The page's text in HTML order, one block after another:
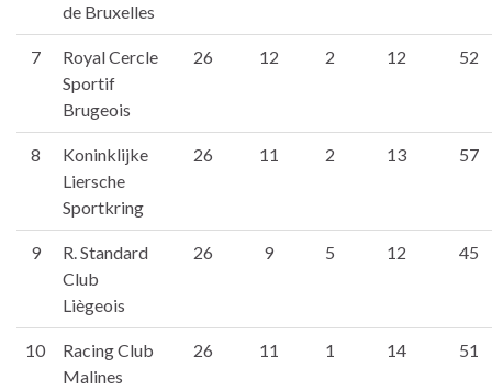
de Bruxelles
7
Royal Cercle
Sportif
Brugeois
26 12 2 12 52
8
Koninklijke
Liersche
Sportkring
26 11 2 13 57
9
R. Standard
Club
Liègeois
26 9 5 12 45
10
Racing Club
Malines
26 11 1 14 51